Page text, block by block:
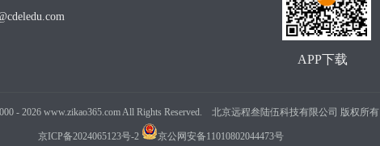
APP下载
- 2026www.zikao365.com All Rights Reserved. 北京远程叁陆伍科技有限公司 版权所有
京ICP备2024065123号-2 京公网安备11010802044473号